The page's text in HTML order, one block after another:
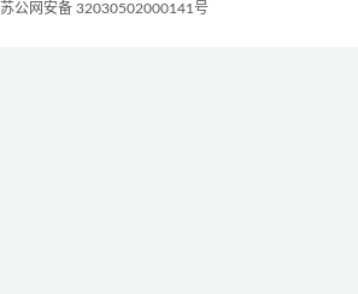
苏公网安备 32030502000141号